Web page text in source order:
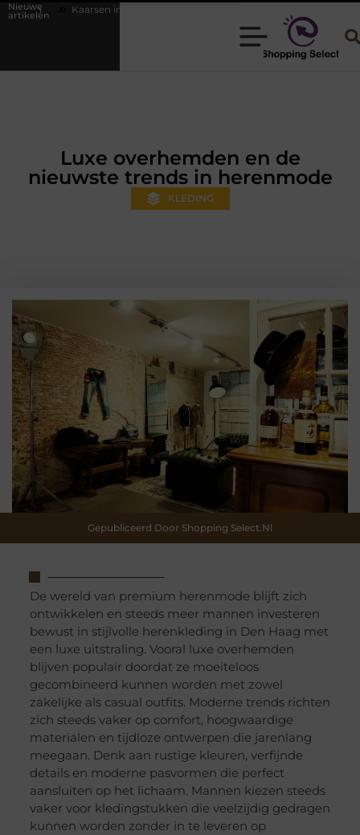
Nieuwe
artikelenin je interieur tijdens de herfst: Creëer sfeer en design met
Luxe overhemden en de
nieuwste trends in herenmode
KLEDING
Gepubliceerd Door Shopping Select.nl
De wereld van premium herenmode blijft zich
ontwikkelen en steeds meer mannen investeren
bewust in stijlvolle herenkleding in Den Haag met
een luxe uitstraling. Vooral luxe overhemden
blijven populair doordat ze moeiteloos
gecombineerd kunnen worden met zowel
zakelijke als casual outfits. Moderne trends richten
zich steeds vaker op comfort, hoogwaardige
materialen en tijdloze ontwerpen die jarenlang
meegaan. Denk aan rustige kleuren, verfijnde
details en moderne pasvormen die perfect
aansluiten op het lichaam. Mannen kiezen steeds
vaker voor kledingstukken die veelzijdig gedragen
kunnen worden zonder in te leveren op